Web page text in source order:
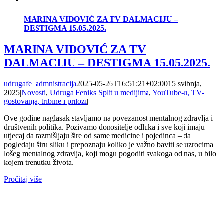
MARINA VIDOVIĆ ZA TV DALMACIJU –
DESTIGMA 15.05.2025.
MARINA VIDOVIĆ ZA TV
DALMACIJU – DESTIGMA 15.05.2025.
udrugafe_admnistracija2025-05-26T16:51:21+02:0015 svibnja,
2025|Novosti, Udruga Feniks Split u medijima, YouTube-u, TV-
gostovanja, tribine i prilozi|
Ove godine naglasak stavljamo na povezanost mentalnog zdravlja i
društvenih politika. Pozivamo donositelje odluka i sve koji imaju
utjecaj da razmišljaju šire od same medicine i pojedinca – da
pogledaju širu sliku i prepoznaju koliko je važno baviti se uzrocima
lošeg mentalnog zdravlja, koji mogu pogoditi svakoga od nas, u bilo
kojem trenutku života.
Pročitaj više